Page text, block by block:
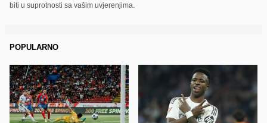
biti u suprotnosti sa vašim uvjerenjima.
POPULARNO